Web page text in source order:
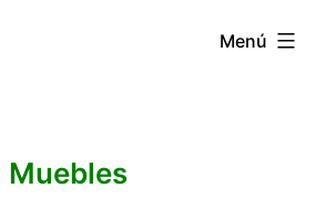
Menú
Muebles